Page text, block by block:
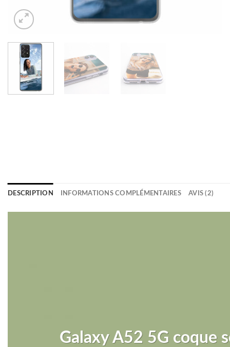
DESCRIPTION INFORMATIONS COMPLÉMENTAIRES AVIS (2)
Galaxy A52 5G coque